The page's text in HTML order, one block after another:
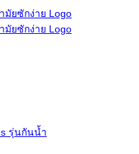
รุ่นกันน้ำ